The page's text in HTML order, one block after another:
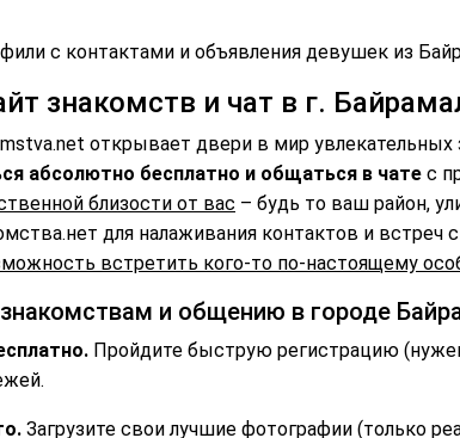
с контактами и объявления девушек из
знакомств и чат в г.
открывает двери в мир
абсолютно бесплатно и общаться в чате с
близости от вас – будь то ваш район,
для налаживания контактов и встреч
встретить кого-то по-настоящему
знакомствам и общению в городе
Пройдите быструю регистрацию
Загрузите свои лучшие фотографии (только